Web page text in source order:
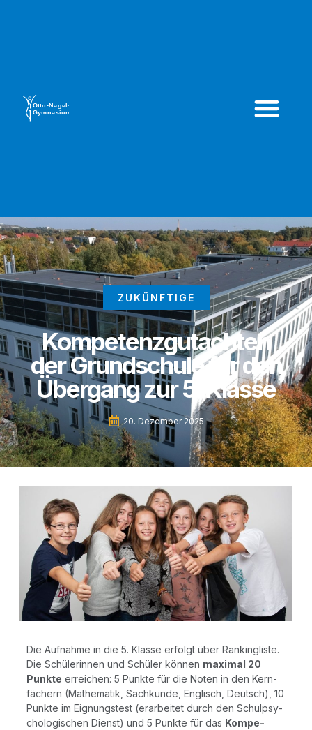
ZUKÜNFTIGE
Kompetenzgutachten
der Grundschule für den
Übergang zur 5. Klasse
20. Dezember 2025
Die Auf­nah­me in die 5. Klas­se erfolgt über Ran­king­lis­te.
Die Schü­le­rin­nen und Schü­ler kön­nen maxi­mal 20
Punk­te errei­chen: 5 Punk­te für die Noten in den Kern­
fä­chern (Mathe­ma­tik, Sach­kun­de, Eng­lisch, Deutsch), 10
Punk­te im Eig­nungs­test (erar­bei­tet durch den Schul­psy­
cho­lo­gi­schen Dienst) und 5 Punk­te für das Kom­pe­